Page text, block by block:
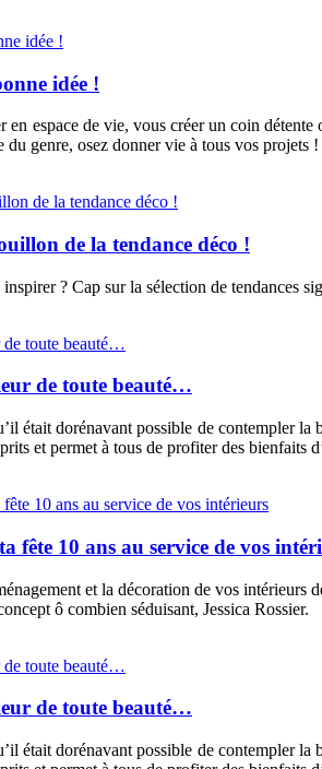
idée !
en espace de vie, vous créer un coin
du genre, osez donner vie à tous vos projets !
de la tendance déco !
? Cap sur la sélection de tendances
de toute beauté…
était dorénavant possible de contempler
et permet à tous de profiter des
fête 10 ans au service de vos
et la décoration de vos
ô combien séduisant, Jessica Rossier.
de toute beauté…
était dorénavant possible de contempler